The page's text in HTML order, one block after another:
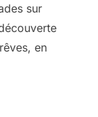
sur
en